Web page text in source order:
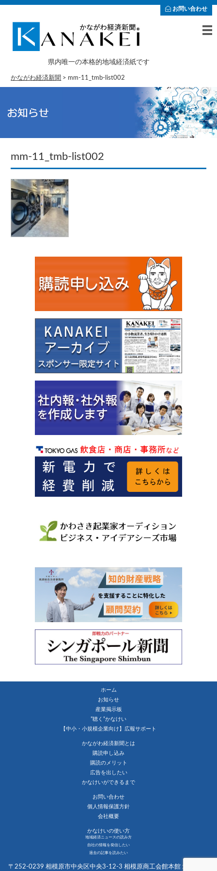
お問い合わせ
県内唯一の本格的地域経済紙です
かながわ経済新聞 > mm-11_tmb-list002
mm-11_tmb-list002
ホーム
お知らせ
産業掲示板
”聴く”かなけい
【中小・小規模企業向け】広報サポート
かながわ経済新聞とは
購読申し込み
購読のメリット
広告を出したい
かなけいができるまで
お問い合わせ
個人情報保護方針
会社概要
かなけいの使い方
地域経済ニュースの読み方
自社の情報を発信したい
過去の記事を読みたい
〒252-0239 相模原市中央区中央3-12-3 相模原商工会館本館１